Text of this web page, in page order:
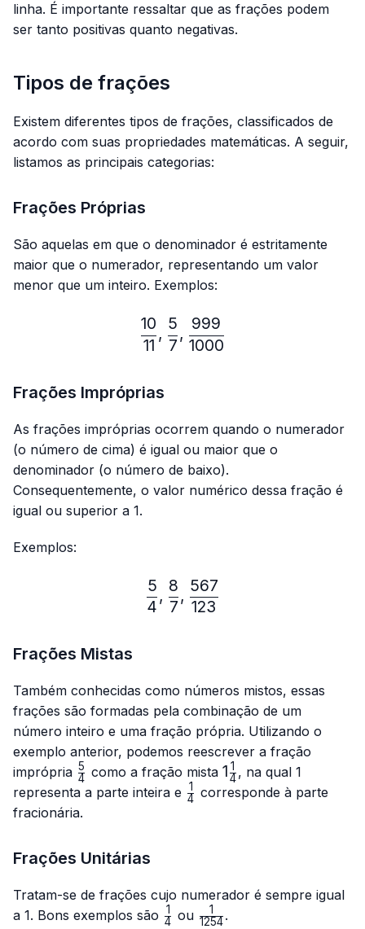
linha. É importante ressaltar que as frações podem
ser tanto positivas quanto negativas.
Tipos de frações
Existem diferentes tipos de frações, classificados de
acordo com suas propriedades matemáticas. A seguir,
listamos as principais categorias:
Frações Próprias
São aquelas em que o denominador é estritamente
maior que o numerador, representando um valor
menor que um inteiro. Exemplos:
11
10
,
7
5
,
1000
999
Frações Impróprias
As frações impróprias ocorrem quando o numerador
(o número de cima) é igual ou maior que o
denominador (o número de baixo).
Consequentemente, o valor numérico dessa fração é
igual ou superior a 1.
Exemplos:
4
5
,
7
8
,
123
567
Frações Mistas
Também conhecidas como números mistos, essas
frações são formadas pela combinação de um
número inteiro e uma fração própria. Utilizando o
exemplo anterior, podemos reescrever a fração
imprópria \frac{5}
{4}
4
5 como a fração mista 1\frac{1}
{4}
14
1 , na qual 1
representa a parte inteira e \frac{1}
4
1
corresponde à parte
fracionária.
Frações Unitárias
Tratam-se de frações cujo numerador é sempre igual
a 1. Bons exemplos são \frac{1}
4
1 ou \frac{1}
1254
1 .